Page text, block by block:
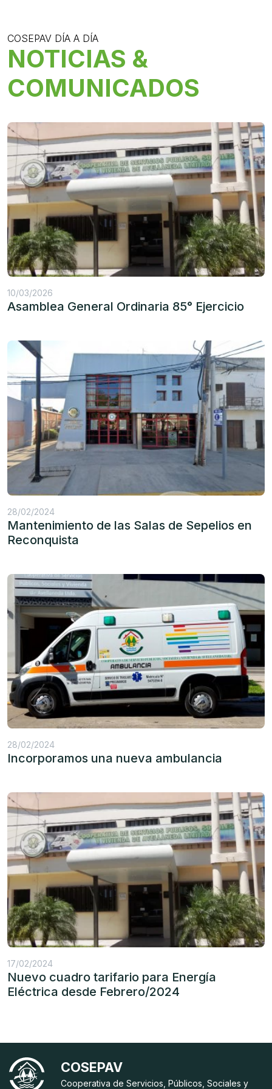
COSEPAV DÍA A DÍA
NOTICIAS &
COMUNICADOS
10/03/2026
Asamblea General Ordinaria 85° Ejercicio
28/02/2024
Mantenimiento de las Salas de Sepelios en
Reconquista
28/02/2024
Incorporamos una nueva ambulancia
17/02/2024
Nuevo cuadro tarifario para Energía
Eléctrica desde Febrero/2024
COSEPAV
Cooperativa de Servicios, Públicos, Sociales y